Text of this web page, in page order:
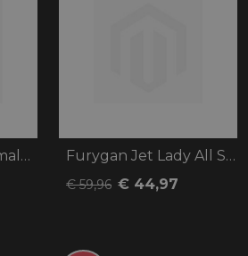
Furygan Bjorn Primaloft Furygan Jet Lady All Season
€ 59,96 € 44,97